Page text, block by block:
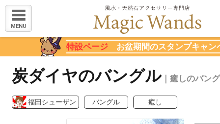
MENU
特設ページ お盆期間のスタンプキャン
炭ダイヤのバングル｜癒しのバン
福田シューザン バングル 癒し